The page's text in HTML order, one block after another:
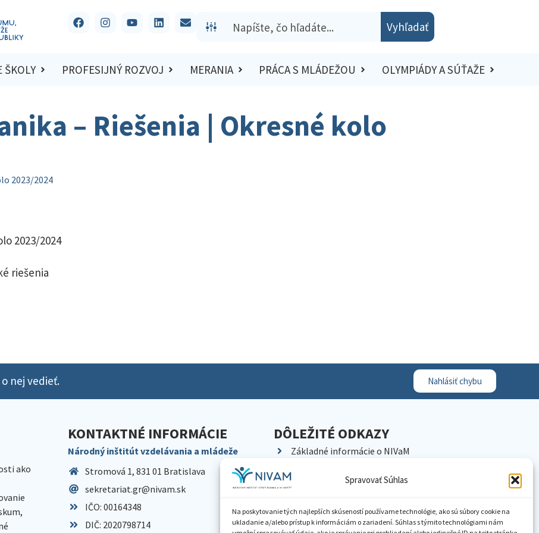
Spravovať Súhlas
Na poskytovanie tých najlepších skúseností používame technológie, ako sú súbory cookie na
ukladanie a/alebo prístup k informáciám o zariadení. Súhlas s týmito technológiami nám
Vyhľadať
ŠKOLY PROFESIJNÝ ROZVOJ MERANIA PRÁCA S MLÁDEŽOU OLYMPIÁDY A SÚŤAŽE
– Riešenia | Okresné kolo
2023/2024
2023/2024
riešenia
nej vedieť. Nahlásiť chybu
ako
KONTAKTNÉ INFORMÁCIE
Národný inštitút vzdelávania a mládeže
Stromová 1, 831 01 Bratislava
sekretariat.gr@nivam.sk
IČO: 00164348
DIČ: 2020798714
DÔLEŽITÉ ODKAZY
Základné informácie o NIVaM
Kariéra
Pracoviská NIVaM